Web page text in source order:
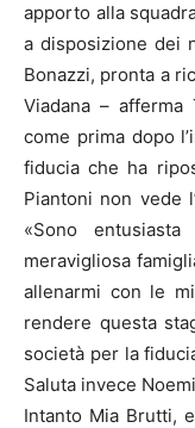
apporto alla
a disposizione dei
Bonazzi, pronta a
Viadana –
come prima dopo
fiducia che ha
Piantoni non vede
«Sono
meravigliosa
allenarmi con le
rendere questa
società per la
Saluta invece
Intanto Mia Brutti,